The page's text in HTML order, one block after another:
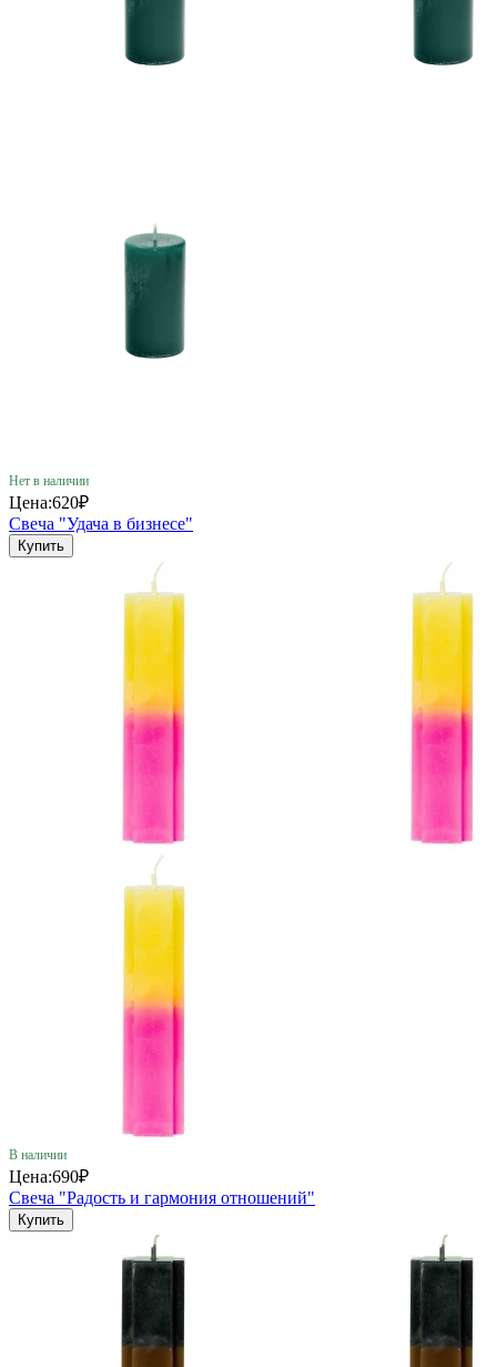
Нет в наличии
Цена:620₽
Свеча "Удача в бизнесе"
Купить
В наличии
Цена:690₽
Свеча "Радость и гармония отношений"
Купить